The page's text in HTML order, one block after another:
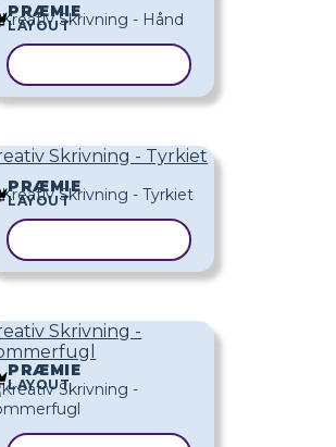
PRÆMIE
LAYOUT
Skrivning - Tyrkiet
PRÆMIE
LAYOUT
Skrivning -
PRÆMIE
LAYOUT